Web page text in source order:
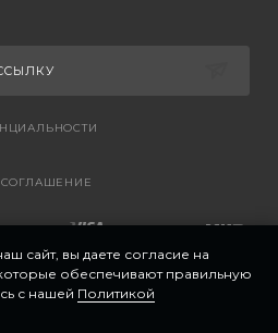
сайт, вы даете согласие на
обеспечивают правильную
с нашей Политикой